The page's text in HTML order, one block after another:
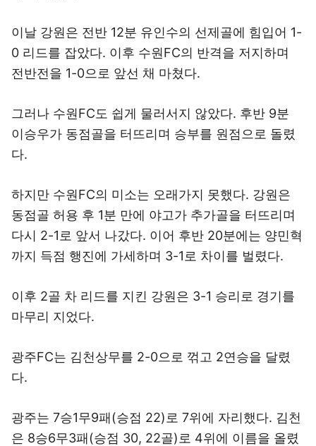
이날 강원은 전반 12분 유인수의 선제골에 힘입어 1-
0 리드를 잡았다. 이후 수원FC의 반격을 저지하며
전반전을 1-0으로 앞선 채 마쳤다.
그러나 수원FC도 쉽게 물러서지 않았다. 후반 9분
이승우가 동점골을 터뜨리며 승부를 원점으로 돌렸
다.
하지만 수원FC의 미소는 오래가지 못했다. 강원은
동점골 허용 후 1분 만에 야고가 추가골을 터뜨리며
다시 2-1로 앞서 나갔다. 이어 후반 20분에는 양민혁
까지 득점 행진에 가세하며 3-1로 차이를 벌렸다.
이후 2골 차 리드를 지킨 강원은 3-1 승리로 경기를
마무리 지었다.
광주FC는 김천상무를 2-0으로 꺾고 2연승을 달렸
다.
광주는 7승1무9패(승점 22)로 7위에 자리했다. 김천
은 8승6무3패(승점 30, 22골)로 4위에 이름을 올렸